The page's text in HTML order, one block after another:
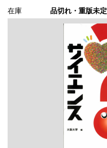
在庫
品切れ・重版未定